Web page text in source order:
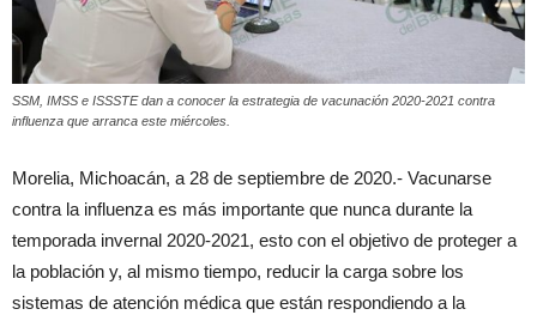
SSM, IMSS e ISSSTE dan a conocer la estrategia de vacunación 2020-2021 contra
influenza que arranca este miércoles.
Morelia, Michoacán, a 28 de septiembre de 2020.- Vacunarse
contra la influenza es más importante que nunca durante la
temporada invernal 2020-2021, esto con el objetivo de proteger a
la población y, al mismo tiempo, reducir la carga sobre los
sistemas de atención médica que están respondiendo a la